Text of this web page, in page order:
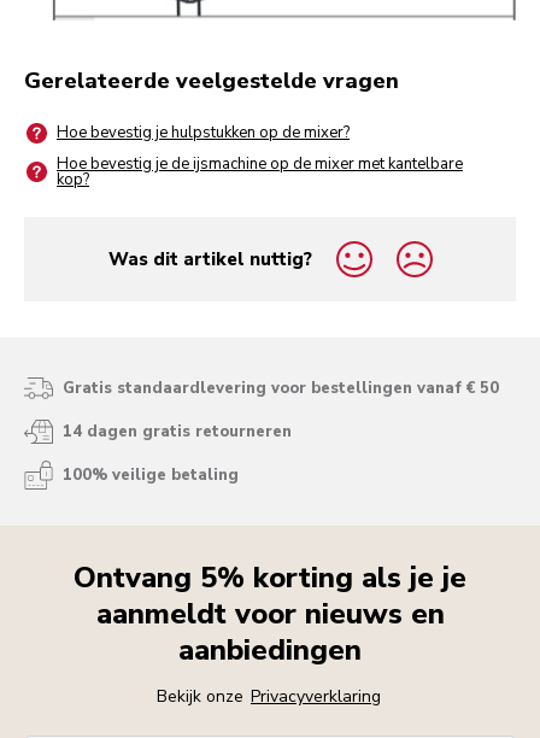
Gerelateerde veelgestelde vragen
Hoe bevestig je hulpstukken op de mixer?
Hoe bevestig je de ijsmachine op de mixer met kantelbare
kop?
Was dit artikel nuttig?
yes
no
Gratis standaardlevering voor bestellingen vanaf € 50
14 dagen gratis retourneren
100% veilige betaling
Ontvang 5% korting als je je
aanmeldt voor nieuws en
aanbiedingen
Bekijk onze Privacyverklaring